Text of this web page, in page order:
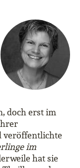
doch erst im
veröffentlichte
im
hat sie